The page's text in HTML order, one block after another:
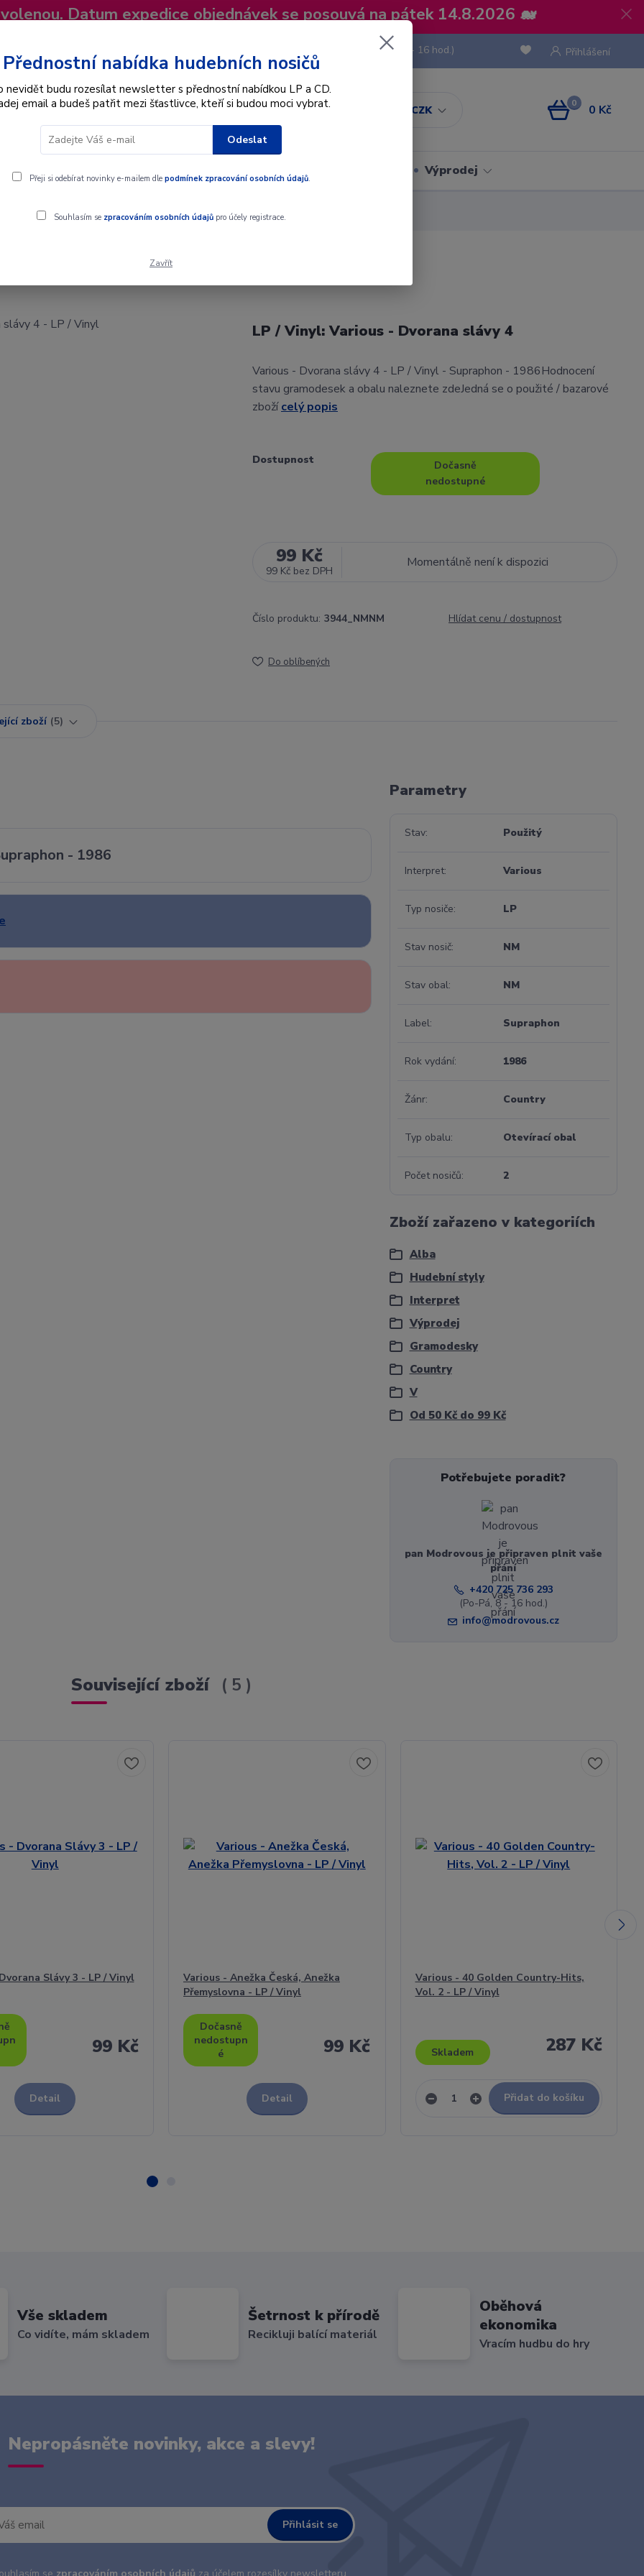
Datum expedice objednávek se posouvá na pátek 14.8.2026 🐋
CZK
Přihlášení
Hledat
(Po-Pá, 8 - 16 hod.)
0 0 Kč
Interpret Dárkové poukazy Výprodej
LP / Vinyl: Various - Dvorana slávy 4
Various - Dvorana slávy 4 - LP / Vinyl - Supraphon - 1986Hodnocení
stavu gramodesek a obalu naleznete zdeJedná se o použité / bazarové
zbožícelý popis
Dostupnost
Dočasně
nedostupné
99 Kč
99 Kč bez DPH
Momentálně není k dispozici
Číslo produktu: 3944_NMNM Hlídat cenu / dostupnost
Do oblíbených
zboží 5
- 1986
Parametry
Stav Použitý
Interpret Various
Typ nosiče LP
Stav nosič NM
Stav obal NM
Label Supraphon
Rok vydání 1986
Žánr Country
Typ obalu Otevírací obal
Počet nosičů 2
Zboží zařazeno v kategoriích
Alba
Hudební styly
Interpret
Výprodej
Gramodesky
Country
V
Od 50 Kč do 99 Kč
Potřebujete poradit?
pan Modrovous je připraven plnit vaše
přání
+420 725 736 293
(Po-Pá, 8 - 16 hod.)
info@modrovous.cz
Související zboží 5
Slávy 3 - LP / Vinyl
99 Kč
Detail
Various - Anežka Česká, Anežka
Přemyslovna - LP / Vinyl
99 Kč
Dočasně
nedostupn
é
Detail
Various - 40 Golden Country-Hits,
Vol. 2 - LP / Vinyl
287 Kč
Skladem
Přidat do košíku
Vše skladem
Co vidíte, mám skladem
Šetrnost k přírodě
Recikluji balící materiál
Oběhová
ekonomika
Vracím hudbu do hry
Nepropásněte novinky, akce a slevy!
Přihlásit se
Přednostní nabídka hudebních nosičů
nevidět budu rozesílat newsletter s přednostní nabídkou LP a CD.
email a budeš patřit mezi šťastlivce, kteří si budou moci vybrat.
Odeslat
Přeji si odebírat novinky e-mailem dle podmínek zpracování osobních údajů.
Souhlasím se zpracováním osobních údajůpro účely registrace.
Zavřít